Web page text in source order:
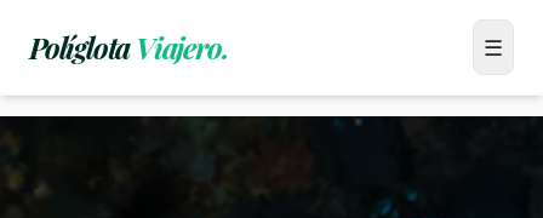
PolíglotaViajero. Menú
☰